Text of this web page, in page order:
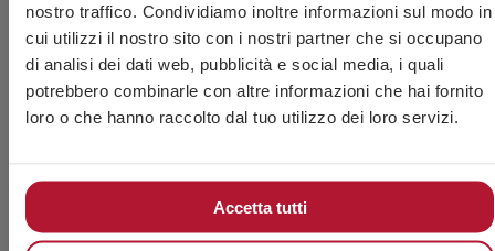
nostro traffico. Condividiamo inoltre informazioni sul modo in
cui utilizzi il nostro sito con i nostri partner che si occupano
di analisi dei dati web, pubblicità e social media, i quali
potrebbero combinarle con altre informazioni che hai fornito
loro o che hanno raccolto dal tuo utilizzo dei loro servizi.
Accetta tutti